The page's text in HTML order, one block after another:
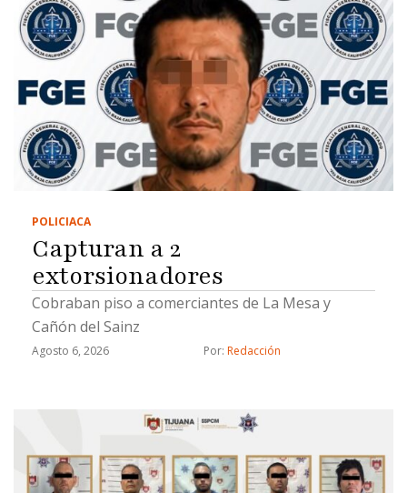
POLICIACA
Capturan a 2
extorsionadores
Cobraban piso a comerciantes de La Mesa y
Cañón del Sainz
Agosto 6, 2026 Por: Redacción